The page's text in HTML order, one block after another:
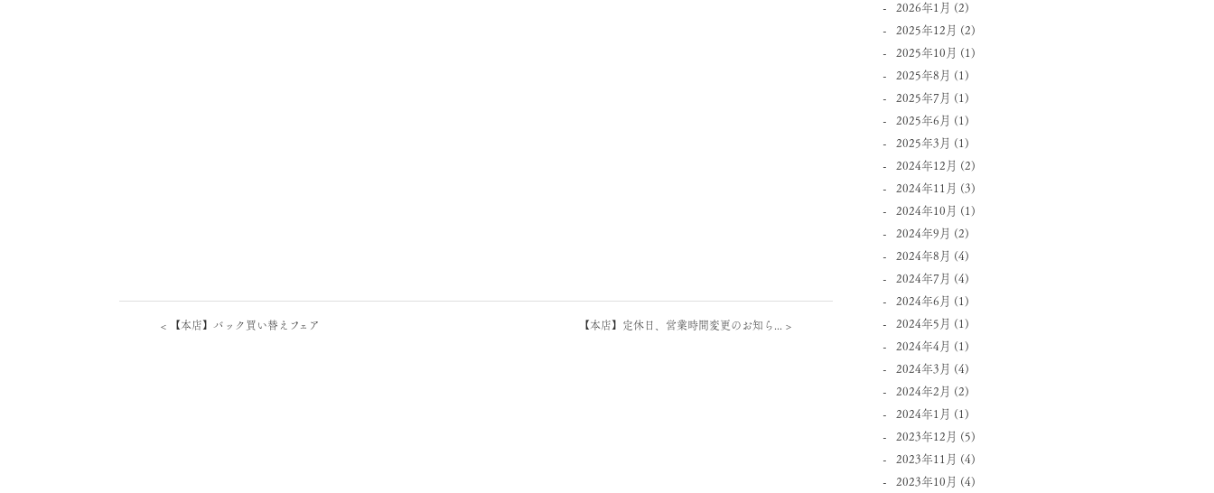
< 【本店】バック買い替えフェア 【本店】定休日、営業時間変更のお知ら... >
2026年1月 (2)
2025年12月 (2)
2025年10月 (1)
2025年8月 (1)
2025年7月 (1)
2025年6月 (1)
2025年3月 (1)
2024年12月 (2)
2024年11月 (3)
2024年10月 (1)
2024年9月 (2)
2024年8月 (4)
2024年7月 (4)
2024年6月 (1)
2024年5月 (1)
2024年4月 (1)
2024年3月 (4)
2024年2月 (2)
2024年1月 (1)
2023年12月 (5)
2023年11月 (4)
2023年10月 (4)